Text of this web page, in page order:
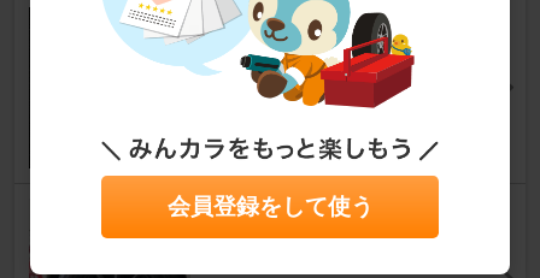
ダイハツ(純正) ハイゼット純正
シフトノブ
ハイゼットトラック
[S200/210P/201/211P系]
0
FABULOUS BARONE MC-9
会員登録をして使う